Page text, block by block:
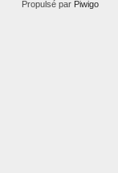
Propulsé par Piwigo